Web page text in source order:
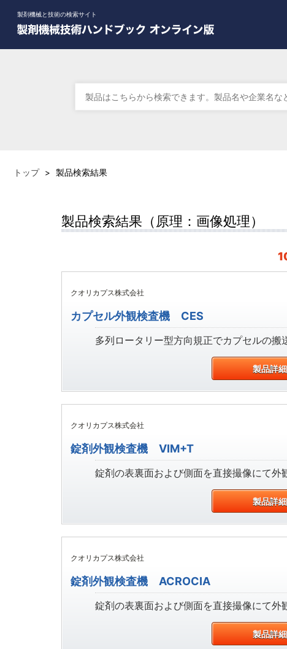
製剤機械と技術の検索サイト
トップ > 製品検索結果
製品検索結果（原理：画像処理）
クオリカプス株式会社
カプセル外観検査機 CES
多列ロータリー型方向規正でカプセルの
製品詳細
クオリカプス株式会社
錠剤外観検査機 VIM+T
錠剤の表裏面および側面を直接撮像にて
製品詳細
クオリカプス株式会社
錠剤外観検査機 ACROCIA
錠剤の表裏面および側面を直接撮像にて
製品詳細